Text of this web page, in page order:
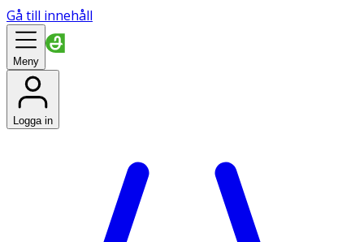
Gå till innehåll
Meny
Logga in